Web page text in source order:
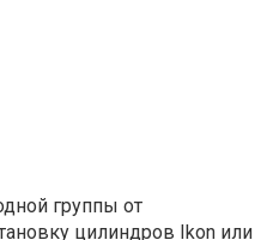
группы от
цилиндров Ikon или